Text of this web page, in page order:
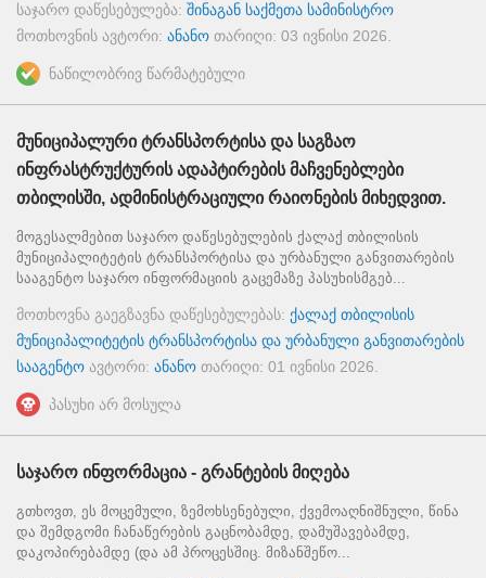
საჯარო დაწესებულება: შინაგან საქმეთა სამინისტრო
მოთხოვნის ავტორი: ანანო თარიღი: 03 ივნისი 2026
ნაწილობრივ წარმატებული
მუნიციპალური ტრანსპორტისა და საგზაო
ინფრასტრუქტურის ადაპტირების მაჩვენებლები
თბილისში, ადმინისტრაციული რაიონების მიხედვით.
მოგესალმებით საჯარო დაწესებულების ქალაქ თბილისის
მუნიციპალიტეტის ტრანსპორტისა და ურბანული განვითარების
სააგენტო საჯარო ინფორმაციის გაცემაზე პასუხისმგებ...
მოთხოვნა გაეგზავნა დაწესებულებას: ქალაქ თბილისის
მუნიციპალიტეტის ტრანსპორტისა და ურბანული განვითარების
სააგენტო ავტორი: ანანო თარიღი: 01 ივნისი 2026
პასუხი არ მოსულა
საჯარო ინფორმაცია - გრანტების მიღება
გთხოვთ, ეს მოცემული, ზემოხსენებული, ქვემოაღნიშნული, წინა
და შემდგომი ჩანაწერების გაცნობამდე, დამუშავებამდე,
დაკოპირებამდე (და ამ პროცესშიც. მიზანშეწო...